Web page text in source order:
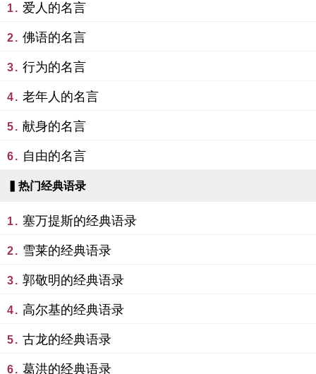
1. 爱人的名言
2. 佛语的名言
3. 行为的名言
4. 老年人的名言
5. 献身的名言
6. 自由的名言
▍热门经典语录
1. 塞万提斯的经典语录
2. 雪莱的经典语录
3. 郭敬明的经典语录
4. 高尔基的经典语录
5. 古龙的经典语录
6. 葛洪的经典语录